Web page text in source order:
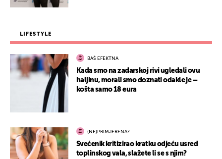
LIFESTYLE
BAŠ EFEKTNA
Kada smo na zadarskoj rivi ugledali ovu
haljinu, morali smo doznati odakle je –
košta samo 18 eura
(NE)PRIMJERENA?
Svećenik kritizirao kratku odjeću usred
toplinskog vala, slažete li se s njim?